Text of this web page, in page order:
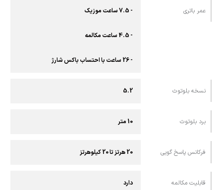
عمر باتری - 7.5 ساعت موزیک
- 4.5 ساعت مکالمه
- 26 ساعت با احتساب باکس شارژ
نسخه بلوتوث 5.2
برد بلوتوث 10 متر
فرکانس پاسخ گویی 20 هرتز تا 20 کیلوهرتز
قابلیت مکالمه دارد